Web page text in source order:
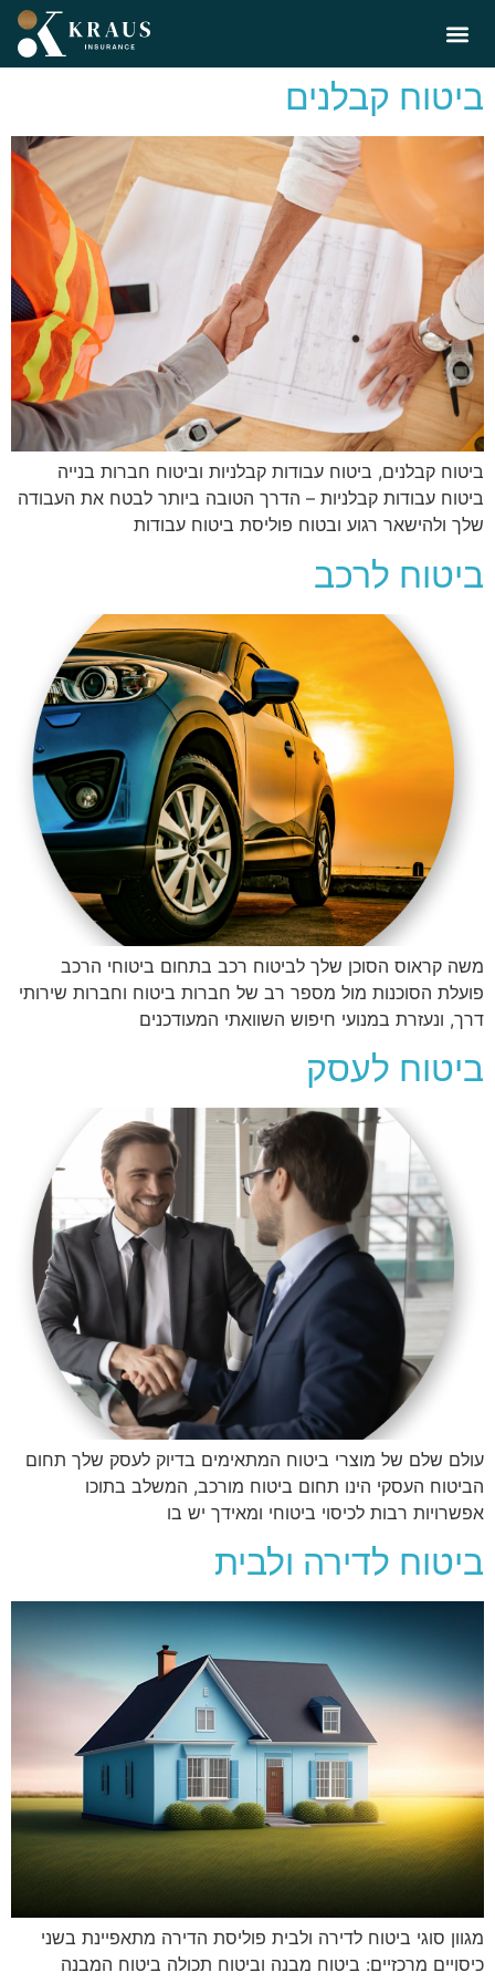
ביטוח קבלנים
ביטוח קבלנים, ביטוח עבודות קבלניות וביטוח חברות בנייה
ביטוח עבודות קבלניות – הדרך הטובה ביותר לבטח את העבודה
שלך ולהישאר רגוע ובטוח פוליסת ביטוח עבודות
ביטוח לרכב
משה קראוס הסוכן שלך לביטוח רכב בתחום ביטוחי הרכב
פועלת הסוכנות מול מספר רב של חברות ביטוח וחברות שירותי
דרך, ונעזרת במנועי חיפוש השוואתי המעודכנים
ביטוח לעסק
עולם שלם של מוצרי ביטוח המתאימים בדיוק לעסק שלך תחום
הביטוח העסקי הינו תחום ביטוח מורכב, המשלב בתוכו
אפשרויות רבות לכיסוי ביטוחי ומאידך יש בו
ביטוח לדירה ולבית
מגוון סוגי ביטוח לדירה ולבית פוליסת הדירה מתאפיינת בשני
כיסויים מרכזיים: ביטוח מבנה וביטוח תכולה ביטוח המבנה